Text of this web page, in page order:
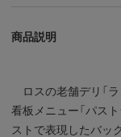
商品説明
ロスの老舗デリ「ラ
看板メニュー「パス
ストで表現したバッ